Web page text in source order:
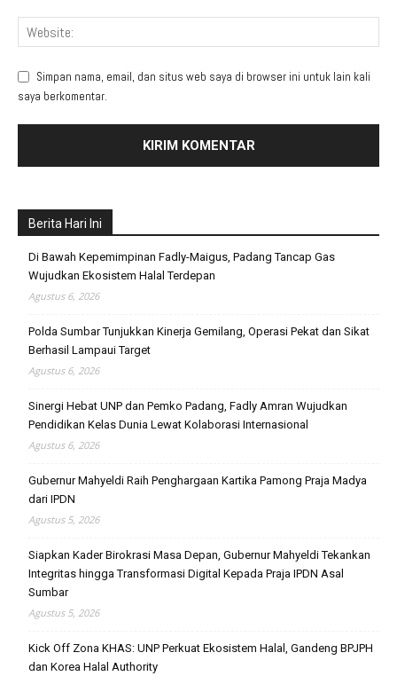
Simpan nama, email, dan situs web saya di browser ini untuk lain kali
saya berkomentar.
Berita Hari Ini
Di Bawah Kepemimpinan Fadly-Maigus, Padang Tancap Gas
Wujudkan Ekosistem Halal Terdepan
Agustus 6, 2026
Polda Sumbar Tunjukkan Kinerja Gemilang, Operasi Pekat dan Sikat
Berhasil Lampaui Target
Agustus 6, 2026
Sinergi Hebat UNP dan Pemko Padang, Fadly Amran Wujudkan
Pendidikan Kelas Dunia Lewat Kolaborasi Internasional
Agustus 6, 2026
Gubernur Mahyeldi Raih Penghargaan Kartika Pamong Praja Madya
dari IPDN
Agustus 5, 2026
Siapkan Kader Birokrasi Masa Depan, Gubernur Mahyeldi Tekankan
Integritas hingga Transformasi Digital Kepada Praja IPDN Asal
Sumbar
Agustus 5, 2026
Kick Off Zona KHAS: UNP Perkuat Ekosistem Halal, Gandeng BPJPH
dan Korea Halal Authority